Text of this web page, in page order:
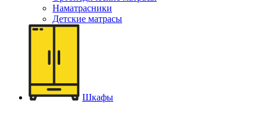
Наматрасники
Детские матрасы
Шкафы